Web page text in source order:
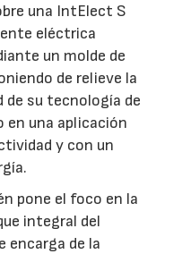
una IntElect S
eléctrica
un molde de
de relieve la
de su tecnología de
una aplicación
y con un
pone el foco en la
integral del
encarga de la